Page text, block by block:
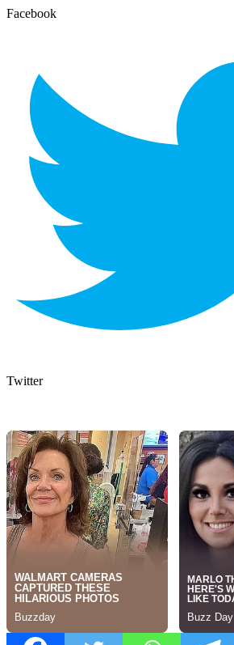
Facebook
Twitter